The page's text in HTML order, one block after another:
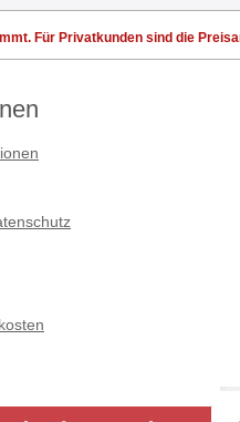
Für Privatkunden sind die